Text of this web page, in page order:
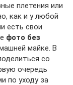
плетения или
как и у любой
есть свои
фото без
майке. В
со
очередь
по уходу за